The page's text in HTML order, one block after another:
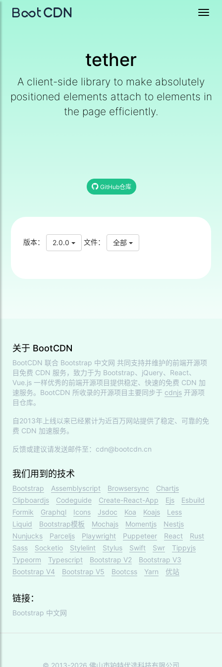
tether
A client-side library to make absolutely
positioned elements attach to elements in
the page efficiently.
GitHub仓库
版本： 2.0.0 文件： 全部
关于 BootCDN
BootCDN 联合 Bootstrap 中文网 共同支持并维护的前端开源项
目免费 CDN 服务，致力于为 Bootstrap、jQuery、React、
Vue.js 一样优秀的前端开源项目提供稳定、快速的免费 CDN 加
速服务。BootCDN 所收录的开源项目主要同步于 cdnjs 开源项
目仓库。
自2013年上线以来已经累计为近百万网站提供了稳定、可靠的免
费 CDN 加速服务。
反馈或建议请发送邮件至：cdn@bootcdn.cn
我们用到的技术
Bootstrap Assemblyscript Browsersync
Chartjs
Clipboardjs
Codeguide Create-React-App Ejs
Esbuild
Formik
Graphql Icons Jsdoc Koa Koajs
Less
Liquid
Bootstrap模板 Mochajs Momentjs
Nestjs
Nunjucks
Parceljs Playwright Puppeteer React
Rust
Sass
Socketio Stylelint Stylus Swift Swr
Tippyjs
Typeorm
Typescript Bootstrap V2
Bootstrap V3
Bootstrap V4
Bootstrap V5 Bootcss Yarn 优站
链接：
Bootstrap 中文网
© 2013-2026 佛山市铂特优选科技有限公司